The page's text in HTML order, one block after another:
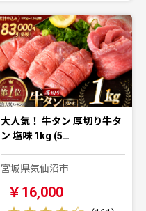
大人気！ 牛タン 厚切り牛タ
ン 塩味 1kg (5…
宮城県気仙沼市
￥16,000